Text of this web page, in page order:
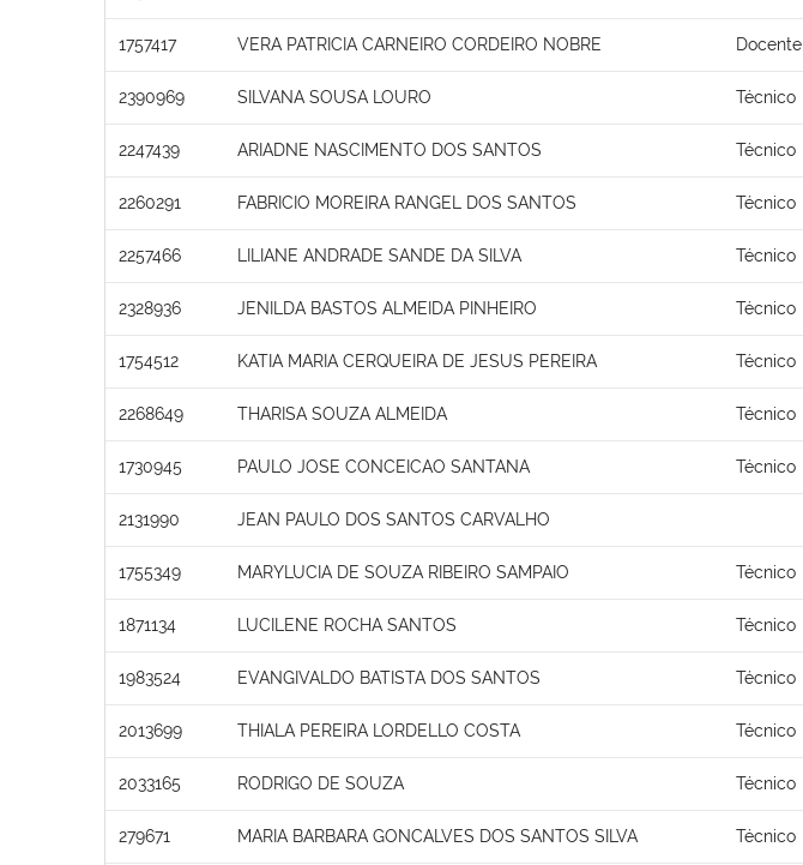
1757417 VERA PATRICIA CARNEIRO CORDEIRO NOBRE Docente
2390969 SILVANA SOUSA LOURO Técnico
2247439 ARIADNE NASCIMENTO DOS SANTOS Técnico
2260291 FABRICIO MOREIRA RANGEL DOS SANTOS Técnico
2257466 LILIANE ANDRADE SANDE DA SILVA Técnico
2328936 JENILDA BASTOS ALMEIDA PINHEIRO Técnico
1754512 KATIA MARIA CERQUEIRA DE JESUS PEREIRA Técnico
2268649 THARISA SOUZA ALMEIDA Técnico
1730945 PAULO JOSE CONCEICAO SANTANA Técnico
2131990 JEAN PAULO DOS SANTOS CARVALHO
1755349 MARYLUCIA DE SOUZA RIBEIRO SAMPAIO Técnico
1871134 LUCILENE ROCHA SANTOS Técnico
1983524 EVANGIVALDO BATISTA DOS SANTOS Técnico
2013699 THIALA PEREIRA LORDELLO COSTA Técnico
2033165 RODRIGO DE SOUZA Técnico
279671 MARIA BARBARA GONCALVES DOS SANTOS SILVA Técnico